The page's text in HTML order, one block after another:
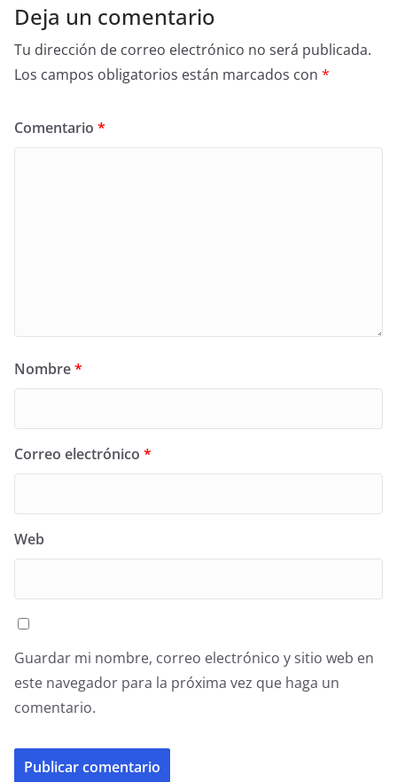
Deja un comentario
Tu dirección de correo electrónico no será publicada.
Los campos obligatorios están marcados con *
Comentario *
Nombre*
Correo electrónico *
Web
Guardar mi nombre, correo electrónico y sitio web en
este navegador para la próxima vez que haga un
comentario.